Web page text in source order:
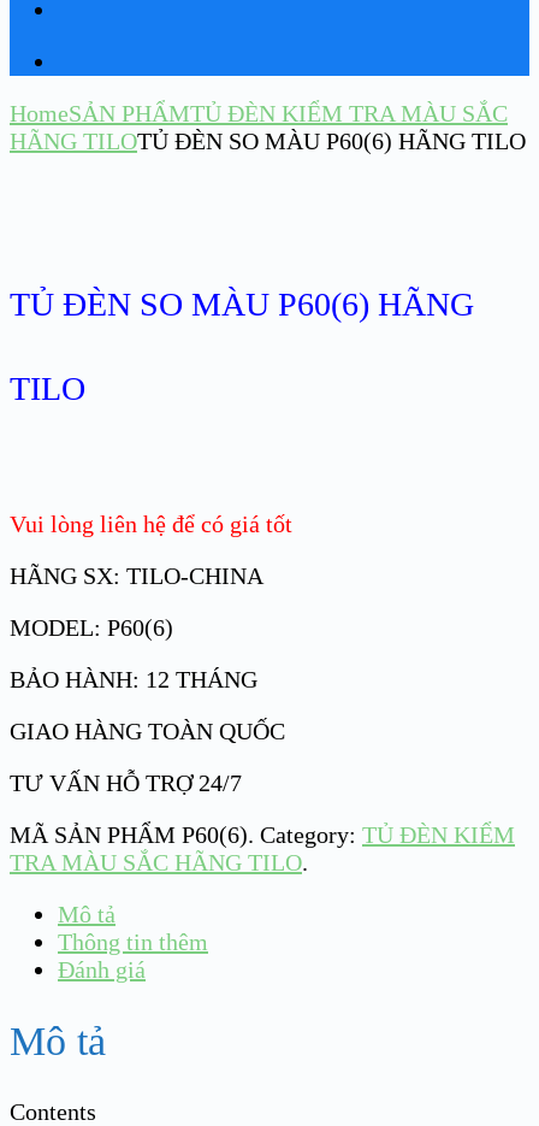
HomeSẢN PHẨMTỦ ĐÈN KIỂM TRA MÀU SẮC
HÃNG TILOTỦ ĐÈN SO MÀU P60(6) HÃNG TILO
TỦ ĐÈN SO MÀU P60(6) HÃNG
TILO
Vui lòng liên hệ để có giá tốt
HÃNG SX: TILO-CHINA
MODEL: P60(6)
BẢO HÀNH: 12 THÁNG
GIAO HÀNG TOÀN QUỐC
TƯ VẤN HỖ TRỢ 24/7
MÃ SẢN PHẨM P60(6). Category: TỦ ĐÈN KIỂM
TRA MÀU SẮC HÃNG TILO.
Mô tả
Thông tin thêm
Đánh giá
Mô tả
Contents